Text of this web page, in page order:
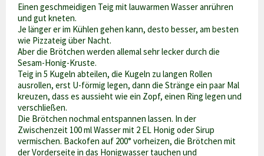
Einen geschmeidigen Teig mit lauwarmen Wasser anrühren
und gut kneten.
Je länger er im Kühlen gehen kann, desto besser, am besten
wie Pizzateig über Nacht.
Aber die Brötchen werden allemal sehr lecker durch die
Sesam-Honig-Kruste.
Teig in 5 Kugeln abteilen, die Kugeln zu langen Rollen
ausrollen, erst U-förmig legen, dann die Stränge ein paar Mal
kreuzen, dass es aussieht wie ein Zopf, einen Ring legen und
verschließen.
Die Brötchen nochmal entspannen lassen. In der
Zwischenzeit 100 ml Wasser mit 2 EL Honig oder Sirup
vermischen. Backofen auf 200° vorheizen, die Brötchen mit
der Vorderseite in das Honigwasser tauchen und